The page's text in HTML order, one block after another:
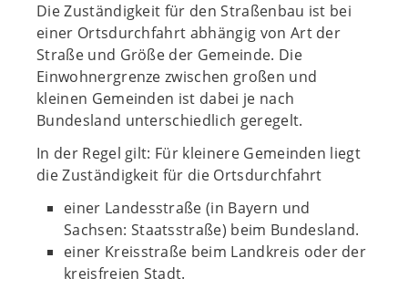
Die Zuständigkeit für den Straßenbau ist bei
einer Ortsdurchfahrt abhängig von Art der
Straße und Größe der Gemeinde. Die
Einwohnergrenze zwischen großen und
kleinen Gemeinden ist dabei je nach
Bundesland unterschiedlich geregelt.
In der Regel gilt: Für kleinere Gemeinden liegt
die Zuständigkeit für die Ortsdurchfahrt
einer Landesstraße (in Bayern und
Sachsen: Staatsstraße) beim Bundesland.
einer Kreisstraße beim Landkreis oder der
kreisfreien Stadt.